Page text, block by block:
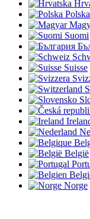
Polska
Suomi
Suisse
België
Norge